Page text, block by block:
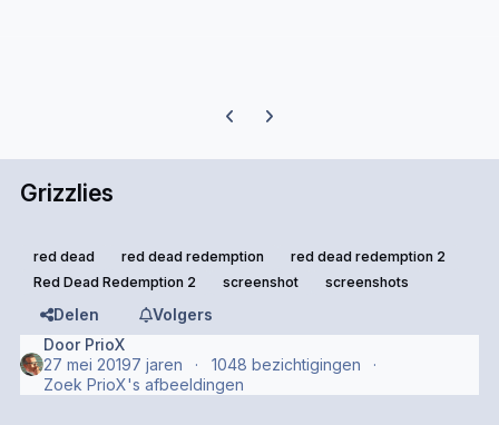
Previous carousel slide
Next carousel slide
Grizzlies
red dead red dead redemption
red dead redemption 2
Red Dead Redemption 2
screenshot screenshots
Delen
Volgers
Door PrioX
27 mei 20197 jaren
1048 bezichtigingen
Zoek PrioX's afbeeldingen